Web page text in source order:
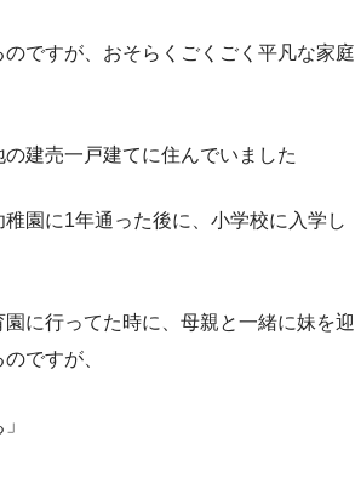
のですが、おそらくごくごく平凡な家庭
建売一戸建てに住んでいました
園に1年通った後に、小学校に入学し
に行ってた時に、母親と一緒に妹を迎
ですが、